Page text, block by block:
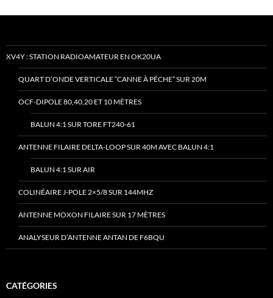
XV4Y : STATION RADIOAMATEUR EN OK20UA
QUART D’ONDE VERTICALE “CANNE À PÊCHE” SUR 20M
OCF-DIPOLE 80,40,20 ET 10 MÈTRES
BALUN 4:1 SUR TORE FT240-61
ANTENNE FILAIRE DELTA-LOOP SUR 40M AVEC BALUN 4:1
BALUN 4:1 SUR AIR
COLINÉAIRE J-POLE 2×5/8 SUR 144MHZ
ANTENNE MOXON FILAIRE SUR 17 MÈTRES
ANALYSEUR D’ANTENNE ANTAN DE F6BQU
CATÉGORIES